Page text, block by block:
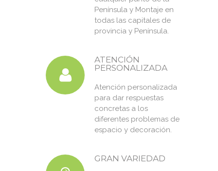
Península y Montaje en
todas las capitales de
provincia y Península.
ATENCIÓN
PERSONALIZADA
Atención personalizada
para dar respuestas
concretas a los
diferentes problemas de
espacio y decoración.
GRAN VARIEDAD